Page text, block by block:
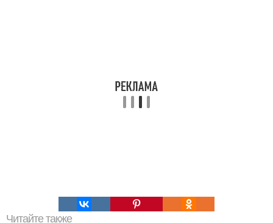
Читайте также